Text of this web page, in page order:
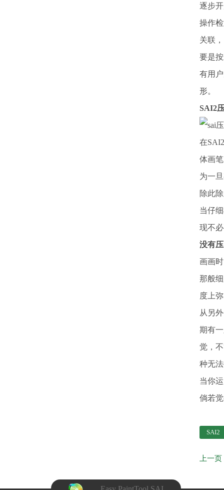
逐步
操作
关联
要是
有用
形。
SAI2
在
体画
为一
除此
当仔
现不
没有
画画
那般
度上
从另
期有
觉，
种无
当你
倘若
SAI2
上一